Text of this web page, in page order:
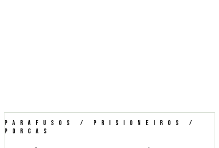
Parafusos / Prisioneiros /
Porcas